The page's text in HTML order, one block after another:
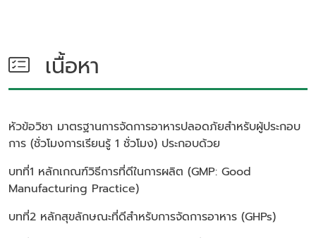
เนื้อหา
หัวข้อวิชา มาตรฐานการจัดการอาหารปลอดภัยสำหรับผู้ประกอบ
การ (ชั่วโมงการเรียนรู้ 1 ชั่วโมง) ประกอบด้วย
บทที่1 หลักเกณฑ์วิธีการที่ดีในการผลิต (GMP: Good
Manufacturing Practice)
บทที่2 หลักสุขลักษณะที่ดีสำหรับการจัดการอาหาร (GHPs)